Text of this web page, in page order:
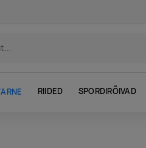
RIIDED SPORDIRÕIVAD